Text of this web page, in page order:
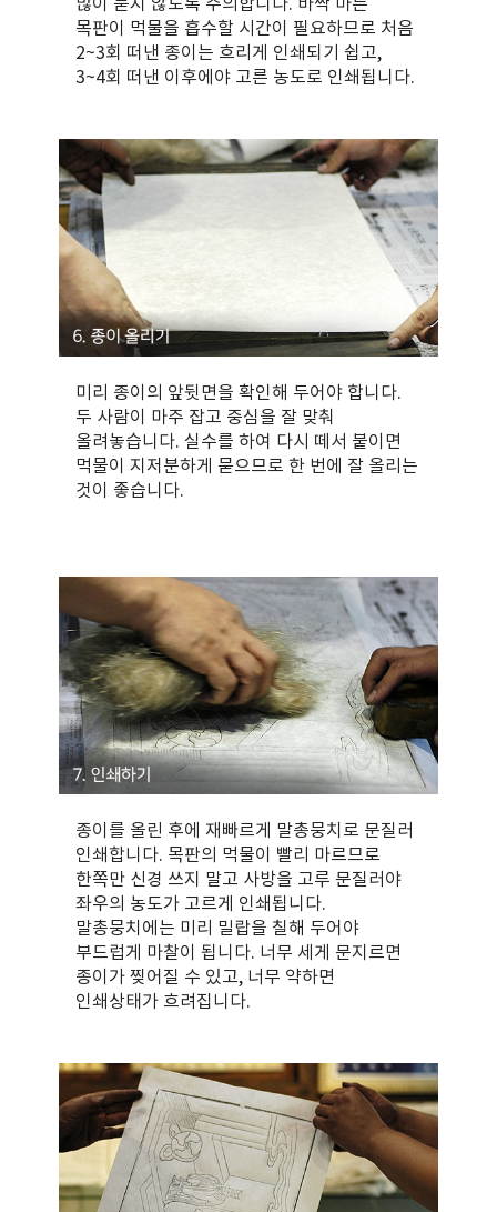
목판이 먹물을 흡수할 시간이 필요하므로 처음
2~3회 떠낸 종이는 흐리게 인쇄되기 쉽고,
3~4회 떠낸 이후에야 고른 농도로 인쇄됩니다.
미리 종이의 앞뒷면을 확인해 두어야 합니다.
두 사람이 마주 잡고 중심을 잘 맞춰
올려놓습니다. 실수를 하여 다시 떼서 붙이면
먹물이 지저분하게 묻으므로 한 번에 잘 올리는
것이 좋습니다.
종이를 올린 후에 재빠르게 말총뭉치로 문질러
인쇄합니다. 목판의 먹물이 빨리 마르므로
한쪽만 신경 쓰지 말고 사방을 고루 문질러야
좌우의 농도가 고르게 인쇄됩니다.
말총뭉치에는 미리 밀랍을 칠해 두어야
부드럽게 마찰이 됩니다. 너무 세게 문지르면
종이가 찢어질 수 있고, 너무 약하면
인쇄상태가 흐려집니다.